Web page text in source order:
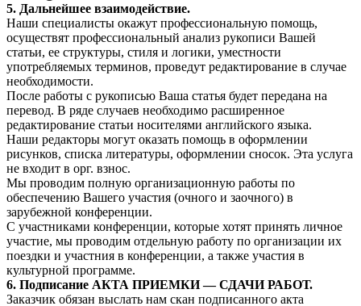
5. Дальнейшее взаимодействие.
Наши специалисты окажут профессиональную помощь,
осуществят профессиональный анализ рукописи Вашей
статьи, ее структуры, стиля и логики, уместности
употребляемых терминов, проведут редактирование в случае
необходимости.
После работы с рукописью Ваша статья будет передана на
перевод. В ряде случаев необходимо расширенное
редактирование статьи носителями английского языка.
Наши редакторы могут оказать помощь в оформлении
рисунков, списка литературы, оформлении сносок. Эта услуга
не входит в орг. взнос.
Мы проводим полную организационную работы по
обеспечению Вашего участия (очного и заочного) в
зарубежной конференции.
С участниками конференции, которые хотят принять личное
участие, мы проводим отдельную работу по организации их
поездки и участния в конференции, а также участия в
культурной программе.
6. Подписание АКТА ПРИЕМКИ — СДАЧИ РАБОТ.
Заказчик обязан выслать нам скан подписанного акта